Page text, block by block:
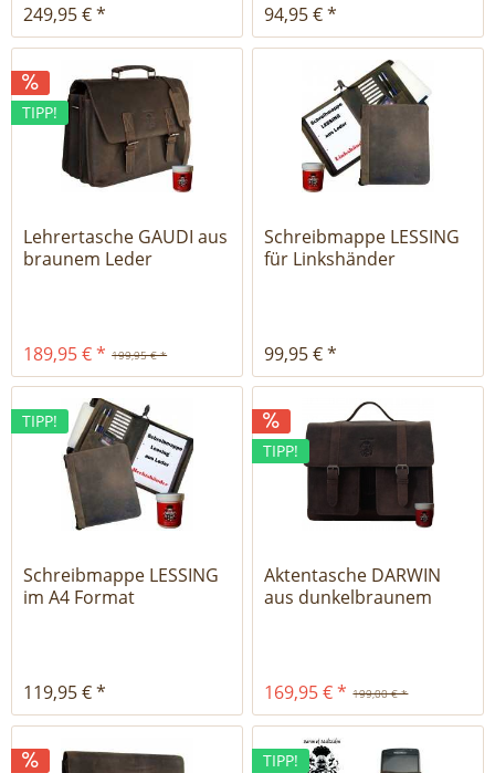
249,95 € * 94,95 € *
TIPP!
Lehrertasche GAUDI aus
braunem Leder
199,95 € *
189,95 € *
Schreibmappe LESSING
für Linkshänder
99,95 € *
TIPP!
Schreibmappe LESSING
im A4 Format
119,95 € *
TIPP!
Aktentasche DARWIN
aus dunkelbraunem
199,00 € *
169,95 € *
TIPP!